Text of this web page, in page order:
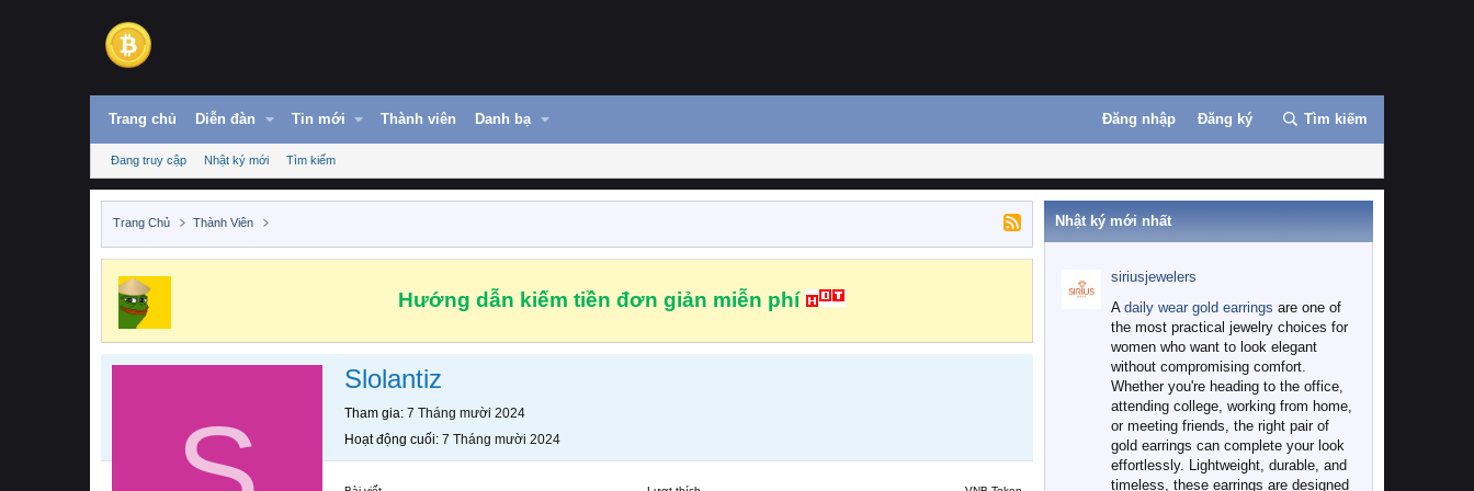
Trang chủ Diễn đàn Tin mới Thành viên Danh bạ Đăng nhập Đăng ký Tìm kiếm
Đang truy cập Nhật ký mới Tìm kiếm
Trang Chủ Thành Viên
Hướng dẫn kiếm tiền đơn giản miễn phí
Slolantiz
Tham gia 7 Tháng mười 2024
Hoạt động cuối 7 Tháng mười 2024
Nhật ký mới nhất
siriusjewelers
A daily wear gold earrings are one of
the most practical jewelry choices for
women who want to look elegant
without compromising comfort.
Whether you're heading to the office,
attending college, working from home,
or meeting friends, the right pair of
gold earrings can complete your look
effortlessly. Lightweight, durable, and
timeless, these earrings are designed